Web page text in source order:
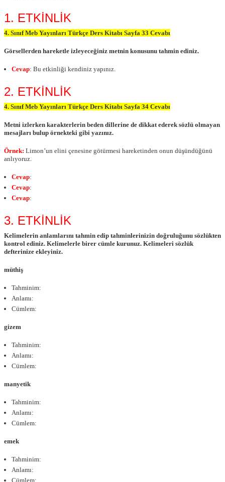
1. ETKİNLİK
4. Sınıf Meb Yayınları Türkçe Ders Kitabı Sayfa 33 Cevabı
Görsellerden hareketle izleyeceğiniz metnin konusunu tahmin ediniz.
Cevap: Bu etkinliği kendiniz yapınız.
2. ETKİNLİK
4. Sınıf Meb Yayınları Türkçe Ders Kitabı Sayfa 34 Cevabı
Metni izlerken karakterlerin beden dillerine de dikkat ederek sözlü olmayan
mesajları bulup örnekteki gibi yazınız.
Örnek: Limon’un elini çenesine götürmesi hareketinden onun düşündüğünü
anlıyoruz.
Cevap:
Cevap:
Cevap:
3. ETKİNLİK
Kelimelerin anlamlarını tahmin edip tahminlerinizin doğruluğunu sözlükten
kontrol ediniz. Kelimelerle birer cümle kurunuz. Kelimeleri sözlük
defterinize ekleyiniz.
müthiş
Tahminim:
Anlamı:
Cümlem:
gizem
Tahminim:
Anlamı:
Cümlem:
manyetik
Tahminim:
Anlamı:
Cümlem:
emek
Tahminim:
Anlamı:
Cümlem: